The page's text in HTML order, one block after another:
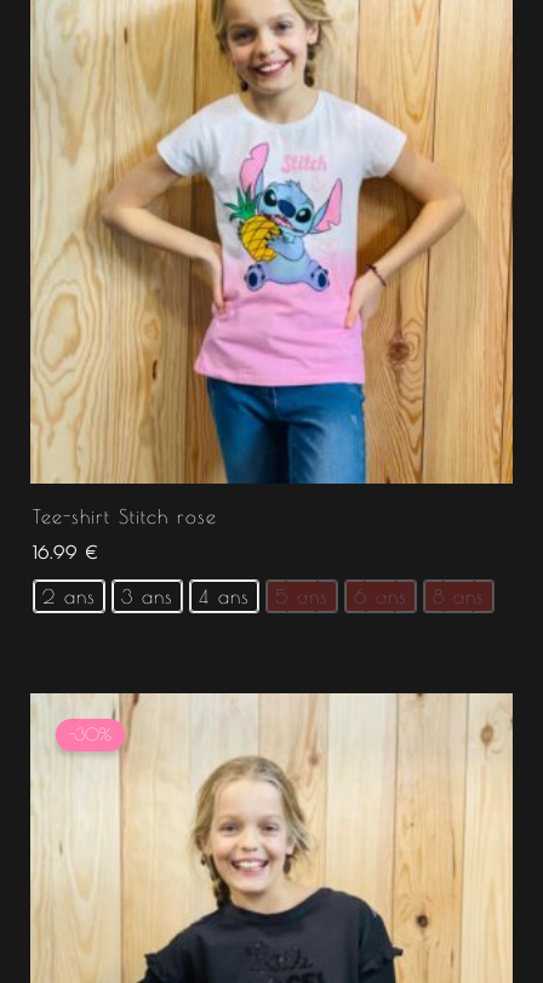
Tee-shirt Stitch rose
16.99 €
2 ans 3 ans 4 ans 5 ans 6 ans 8 ans
-30%
Le
prix
initial
10.49 €.